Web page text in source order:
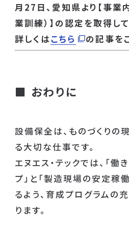
月27日、愛知県より【事業
業訓練）】の認定を取得して
詳しくはこちら の記事をご
■ おわりに
設備保全は、ものづくりの
る大切な仕事です。
エヌエス・テックでは、「働
プ」と「製造現場の安定稼
るよう、育成プログラムの
ります。